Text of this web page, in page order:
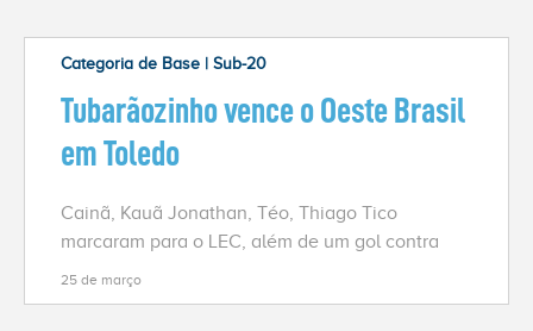
Categoria de Base | Sub-20
Tubarãozinho vence o Oeste Brasil
em Toledo
Cainã, Kauã Jonathan, Téo, Thiago Tico
marcaram para o LEC, além de um gol contra
25 de março